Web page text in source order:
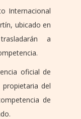
Internacional
ubicado en
a
oficial de
propietaria del
de